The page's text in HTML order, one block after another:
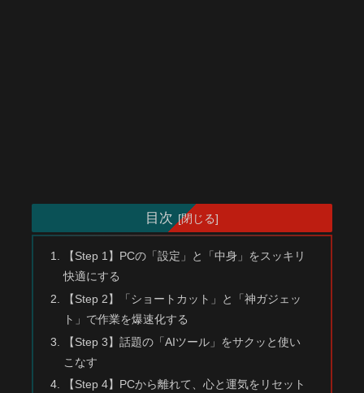
目次
【Step 1】PCの「設定」と「中身」をスッキリ
快適にする
【Step 2】「ショートカット」と「神ガジェッ
ト」で作業を爆速化する
【Step 3】話題の「AIツール」をサクッと使い
こなす
【Step 4】PCから離れて、心と運気をリセット